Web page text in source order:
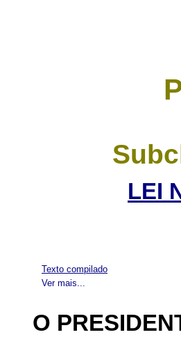
LEI
Ver mais...
Texto compilado
O